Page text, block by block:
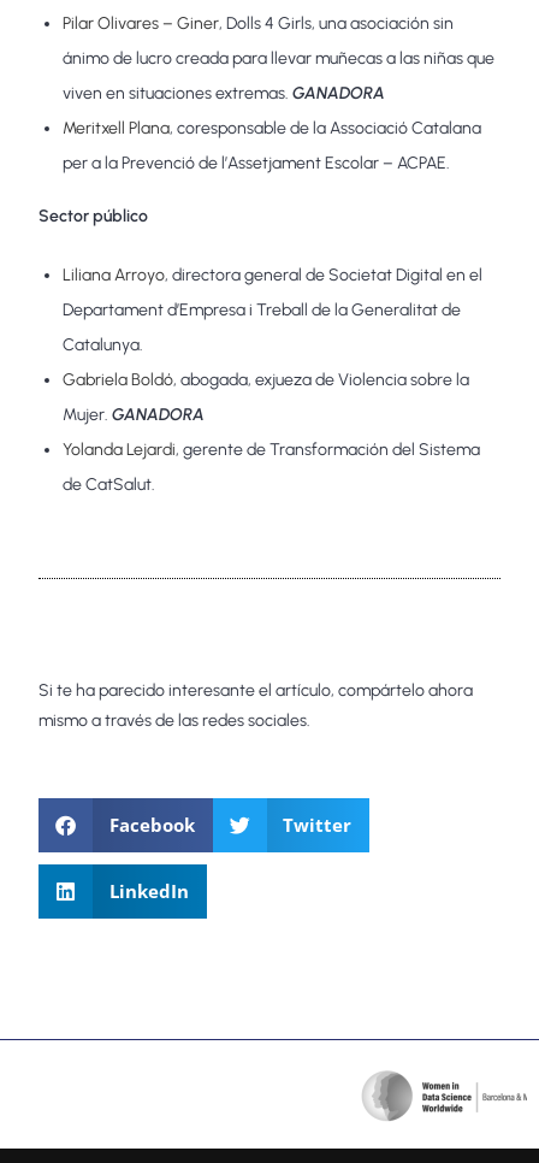
Pilar Olivares – Giner, Dolls 4 Girls, una asociación sin
ánimo de lucro creada para llevar muñecas a las niñas que
viven en situaciones extremas.GANADORA
Meritxell Plana, coresponsable de la Associació Catalana
per a la Prevenció de l’Assetjament Escolar – ACPAE.
Sector público
Liliana Arroyo, directora general de Societat Digital en el
Departament d’Empresa i Treball de la Generalitat de
Catalunya.
Gabriela Boldó, abogada, exjueza de Violencia sobre la
Mujer.GANADORA
Yolanda Lejardi, gerente de Transformación del Sistema
de CatSalut.
Si te ha parecido interesante el artículo, compártelo ahora
mismo a través de las redes sociales.
Facebook Twitter
LinkedIn